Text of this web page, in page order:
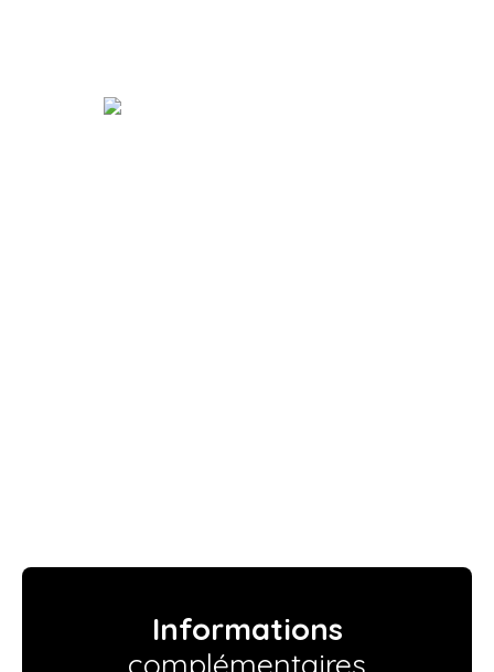
Informations
complémentaires